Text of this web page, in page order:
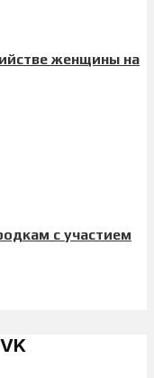
женщины на
с участием